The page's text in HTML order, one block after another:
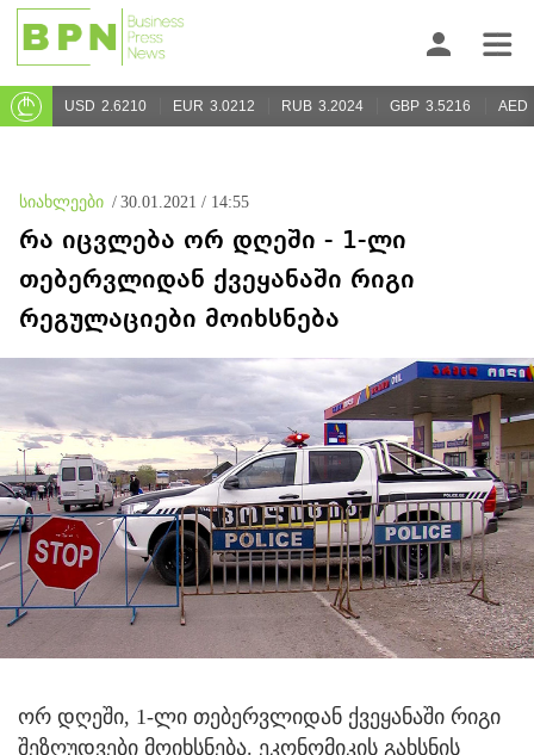
USD 2.6210 EUR 3.0212 RUB 3.2024 GBP 3.5216 AED
სიახლეები / 30.01.2021 / 14:55
რა იცვლება ორ დღეში - 1-ლი
თებერვლიდან ქვეყანაში რიგი
რეგულაციები მოიხსნება
ორ დღეში, 1-ლი თებერვლიდან ქვეყანაში რიგი
შეზღუდვები მოიხსნება. ეკონომიკის გახსნის